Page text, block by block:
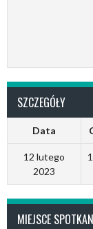
SZCZEGÓŁY
Data
12 lutego
2023
MIEJSCE